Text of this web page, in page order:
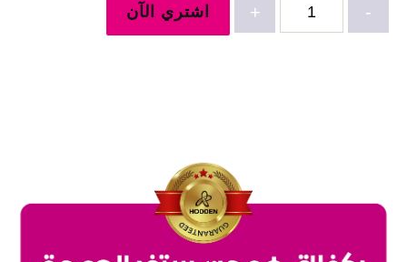
-
مانطو-4803
+ اشتري الآن